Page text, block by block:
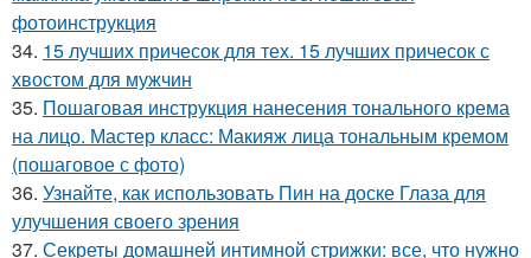
фотоинструкция
34. 15 лучших причесок для тех. 15 лучших причесок с
хвостом для мужчин
35. Пошаговая инструкция нанесения тонального крема
на лицо. Мастер класс: Макияж лица тональным кремом
(пошаговое с фото)
36. Узнайте, как использовать Пин на доске Глаза для
улучшения своего зрения
37. Секреты домашней интимной стрижки: все, что нужно